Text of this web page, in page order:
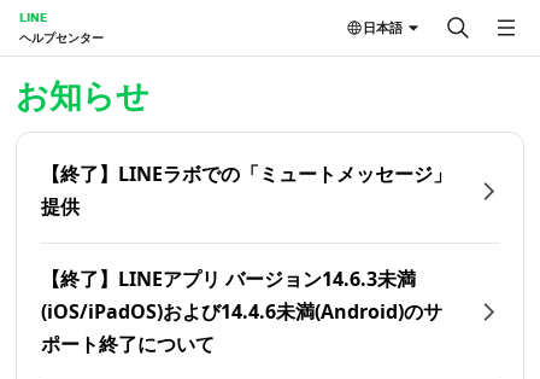
LINE
ヘルプセンター
日本語
お知らせ
【終了】LINEラボでの「ミュートメッセージ」
提供
【終了】LINEアプリ バージョン14.6.3未満
(iOS/iPadOS)および14.4.6未満(Android)のサ
ポート終了について